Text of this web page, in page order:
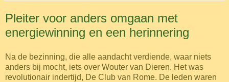
Pleiter voor anders omgaan met
energiewinning en een herinnering
Na de bezinning, die alle aandacht verdiende, waar niets
anders bij mocht, iets over Wouter van Dieren. Het was
revolutionair indertijd, De Club van Rome. De leden waren